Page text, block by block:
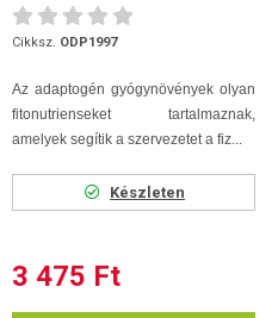
Cikksz. ODP1997
Az adaptogén gyógynövények olyan
fitonutrienseket tartalmaznak,
amelyek segítik a szervezetet a fiz...
Készleten
3 475 Ft